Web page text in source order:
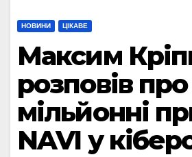
НОВИНИ ЦІКАВЕ
Максим
розповів про
мільйонні
NAVI у